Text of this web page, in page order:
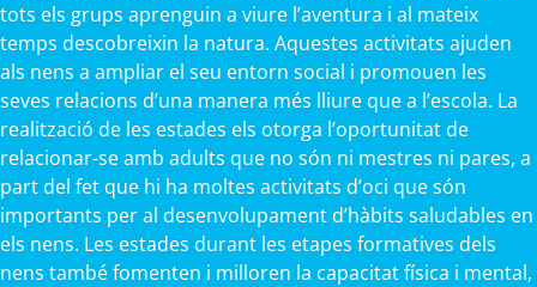
tots els grups aprenguin a viure l’aventura i al mateix
temps descobreixin la natura. Aquestes activitats ajuden
als nens a ampliar el seu entorn social i promouen les
seves relacions d’una manera més lliure que a l’escola. La
realització de les estades els otorga l’oportunitat de
relacionar-se amb adults que no són ni mestres ni pares, a
part del fet que hi ha moltes activitats d’oci que són
importants per al desenvolupament d’hàbits saludables en
els nens. Les estades durant les etapes formatives dels
nens també fomenten i milloren la capacitat física i mental,